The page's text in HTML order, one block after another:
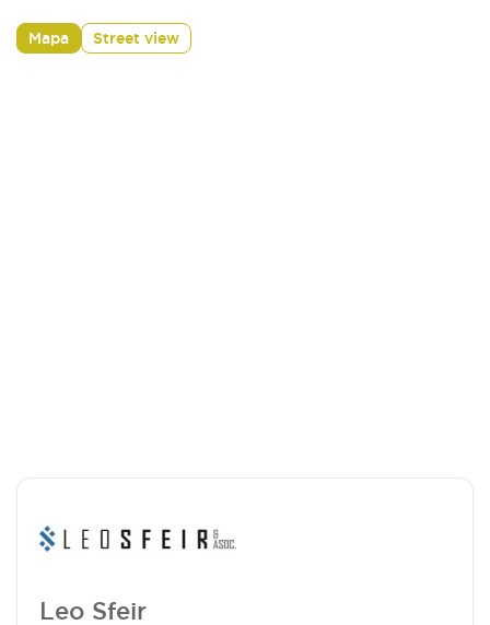
Mapa Street view
Leo Sfeir